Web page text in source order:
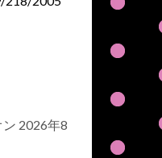
ン 2026年8